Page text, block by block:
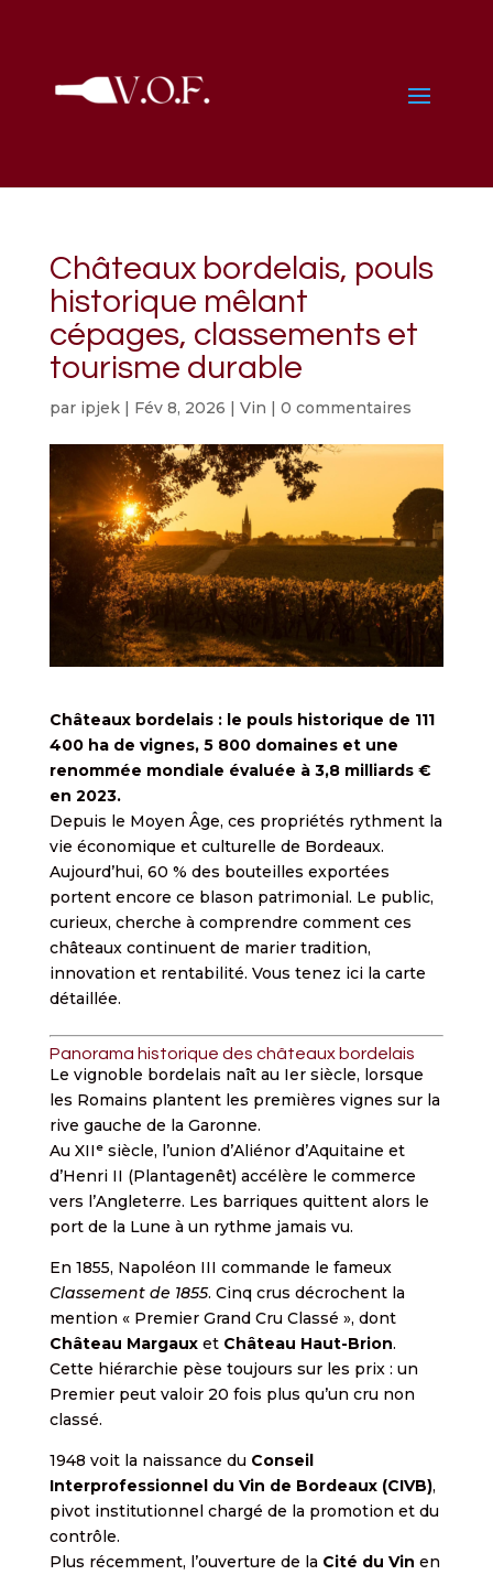
Châteaux bordelais, pouls
historique mêlant
cépages, classements et
tourisme durable
par ipjek| Fév 8, 2026 | Vin | 0 commentaires
Châteaux bordelais : le pouls historique de 111
400 ha de vignes, 5 800 domaines et une
renommée mondiale évaluée à 3,8 milliards €
en 2023.
Depuis le Moyen Âge, ces propriétés rythment la
vie économique et culturelle de Bordeaux.
Aujourd’hui, 60 % des bouteilles exportées
portent encore ce blason patrimonial. Le public,
curieux, cherche à comprendre comment ces
châteaux continuent de marier tradition,
innovation et rentabilité. Vous tenez ici la carte
détaillée.
Panorama historique des châteaux bordelais
Le vignoble bordelais naît au Ier siècle, lorsque
les Romains plantent les premières vignes sur la
rive gauche de la Garonne.
Au XIIᵉ siècle, l’union d’Aliénor d’Aquitaine et
d’Henri II (Plantagenêt) accélère le commerce
vers l’Angleterre. Les barriques quittent alors le
port de la Lune à un rythme jamais vu.
En 1855, Napoléon III commande le fameux
Classement de 1855. Cinq crus décrochent la
mention « Premier Grand Cru Classé », dont
Château Margauxet Château Haut-Brion.
Cette hiérarchie pèse toujours sur les prix : un
Premier peut valoir 20 fois plus qu’un cru non
classé.
1948 voit la naissance du Conseil
Interprofessionnel du Vin de Bordeaux (CIVB),
pivot institutionnel chargé de la promotion et du
contrôle.
Plus récemment, l’ouverture de la Cité du Vin en